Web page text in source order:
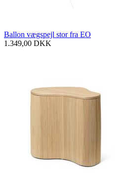
Ballon vægspejl stor fra EO
1.349,00 DKK